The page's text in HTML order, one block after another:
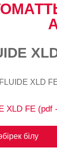
XLD FE (pdf
білу